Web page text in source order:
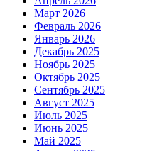
Март 2026
Февраль 2026
Январь 2026
Декабрь 2025
Ноябрь 2025
Октябрь 2025
Сентябрь 2025
Август 2025
Июль 2025
Июнь 2025
Май 2025